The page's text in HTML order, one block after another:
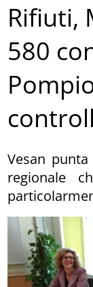
Rifiuti,
580
Vesan
regionale